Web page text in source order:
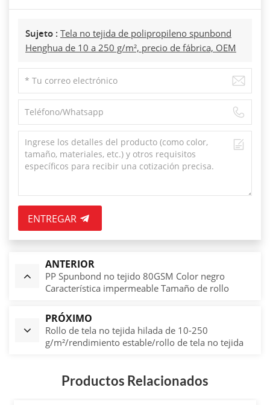
Sujeto : Tela no tejida de polipropileno spunbond
Henghua de 10 a 250 g/m², precio de fábrica, OEM
ENTREGAR
ANTERIOR
PP Spunbond no tejido 80GSM Color negro
Característica impermeable Tamaño de rollo
PRÓXIMO
Rollo de tela no tejida hilada de 10-250
g/m²/rendimiento estable/rollo de tela no tejida
Productos Relacionados